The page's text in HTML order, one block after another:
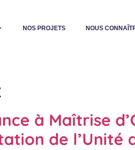
NOS PROJETS NOUS
à Maîtrise
de l’Unité